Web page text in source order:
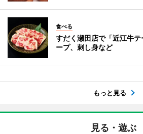
食べる
すだく瀬田店で「近江牛
ープ、刺し身など
もっと見る
見る・遊ぶ